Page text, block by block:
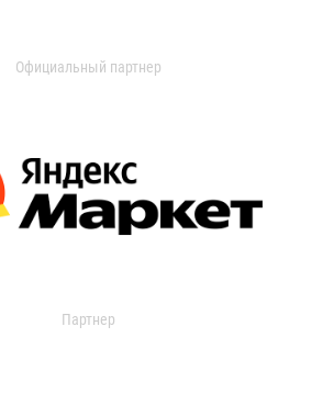
Официальный партнер
Партнер